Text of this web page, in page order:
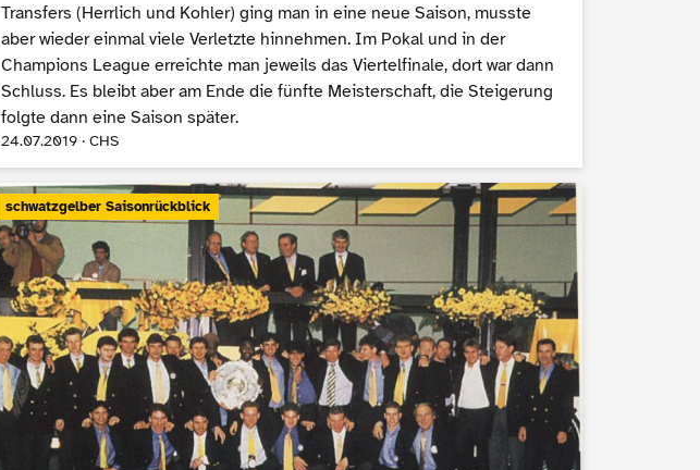
Transfers (Herrlich und Kohler) ging man in eine neue Saison, musste
aber wieder einmal viele Verletzte hinnehmen. Im Pokal und in der
Champions League erreichte man jeweils das Viertelfinale, dort war dann
Schluss. Es bleibt aber am Ende die fünfte Meisterschaft, die Steigerung
folgte dann eine Saison später.
24.07.2019 · CHS
schwatzgelber Saisonrückblick